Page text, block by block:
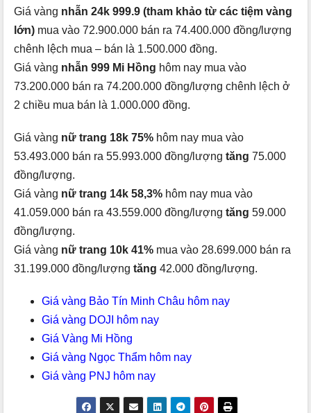
Giá vàng nhẫn 24k 999.9 (tham khảo từ các tiệm vàng
lớn) mua vào 72.900.000 bán ra 74.400.000 đồng/lượng
chênh lệch mua – bán là 1.500.000 đồng.
Giá vàng nhẫn 999 Mi Hồng hôm nay mua vào
73.200.000 bán ra 74.200.000 đồng/lượng chênh lệch ở
2 chiều mua bán là 1.000.000 đồng.
Giá vàng nữ trang 18k 75% hôm nay mua vào
53.493.000 bán ra 55.993.000 đồng/lượng tăng 75.000
đồng/lượng.
Giá vàng nữ trang 14k 58,3% hôm nay mua vào
41.059.000 bán ra 43.559.000 đồng/lượng tăng 59.000
đồng/lượng.
Giá vàng nữ trang 10k 41% mua vào 28.699.000 bán ra
31.199.000 đồng/lượng tăng 42.000 đồng/lượng.
Giá vàng Bảo Tín Minh Châu hôm nay
Giá vàng DOJI hôm nay
Giá Vàng Mi Hồng
Giá vàng Ngọc Thẩm hôm nay
Giá vàng PNJ hôm nay